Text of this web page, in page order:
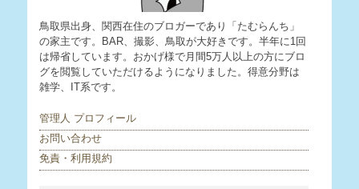
鳥取県出身、関西在住のブロガーであり「たむらんち」
の家主です。BAR、撮影、鳥取が大好きです。半年に1回
は帰省しています。おかげ様で月間5万人以上の方にブロ
グを閲覧していただけるようになりました。得意分野は
雑学、IT系です。
管理人 プロフィール
お問い合わせ
免責・利用規約